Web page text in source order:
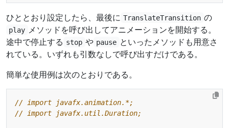
ひととおり設定したら、最後に TranslateTransition の
play メソッドを呼び出してアニメーションを開始する。
途中で停止する stop や pause といったメソッドも用意さ
れている。いずれも引数なしで呼び出すだけである。
簡単な使用例は次のとおりである。
// import javafx.animation.*;
// import javafx.util.Duration;